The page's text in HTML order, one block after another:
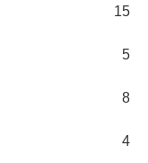
15
5
8
4